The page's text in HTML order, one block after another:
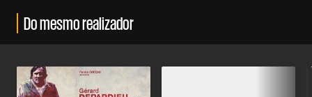
Do mesmo realizador